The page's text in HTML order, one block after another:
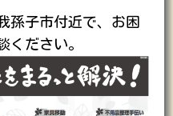
孫子市付近で、お困
ください。